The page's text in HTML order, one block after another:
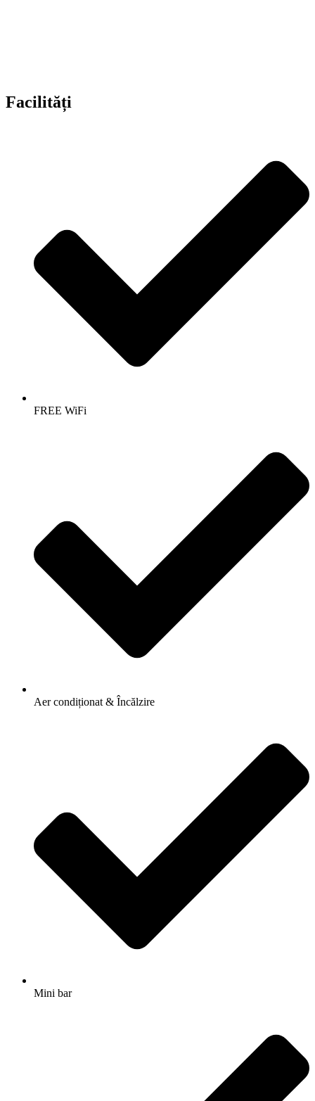
Facilități
FREE WiFi
Aer condiționat & Încălzire
Mini bar